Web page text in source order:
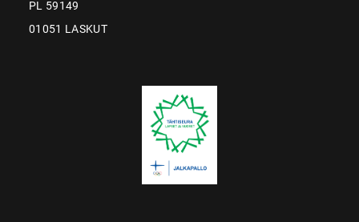
PL 59149
01051 LASKUT